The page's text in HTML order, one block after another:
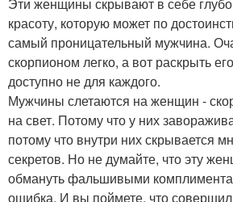
красоту, которую может по
самый проницательный мужчина.
скорпионом легко, а вот раскрыть
доступно не для каждого.
Мужчины слетаются на женщин -
на свет. Потому что у них
потому что внутри них скрывается
секретов. Но не думайте, что эту
обмануть фальшивыми
ошибка. И вы поймете, что